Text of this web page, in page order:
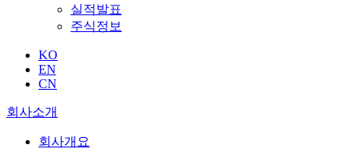
실적발표
주식정보
KO
EN
CN
회사소개
회사개요